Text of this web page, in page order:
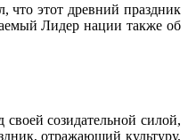
что этот древний праздник
Лидер нации также об
созидательной силой,
отражающий культуру,